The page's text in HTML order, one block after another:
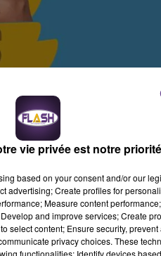
vie privée est notre priorité
based on your consent and/or our
advertising; Create profiles for
Measure content
and improve services; Create
select content; Ensure security,
privacy choices. These
functionalities: Identify devices